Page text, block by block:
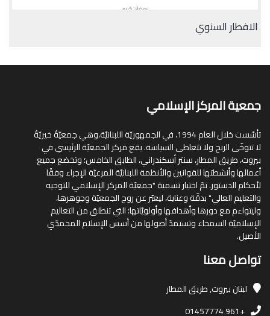
الافطار السنوي
جمعية المركز الإسلامي
تأسّست خلال العام 1994، في الجمهوريّة اللبنانيّة،وهي جمعيّةٌ خيريّةٌ
لا تتوخّى الربح ولا تتعاطى السياسة. يقع مركز الجمعيّة الرئيسي في
بيروت، طريق المطار، سنتر أسكندراني، الطابق الخامس؛ وتخضع جميع
أعمالها وأنشطتها للقوانين والأنظمة اللبنانيّة المرعيّة الإجراء وفقًا
لأحكام الدستور. تمّ اختيار تسمية "جمعيّة المركز الإسلامي للتوجيه
والتعليم العالي" بدقّة وعناية، ليعبّر عن روح الجمعيّة وجوهرها،
وليتواءم مع دورها وأهدافها وأولويّاتها؛ التي تنطلق من التعاليم
الإسلاميّة السمحاء وتستمدّ أصولها من أسس الإسلام المحمدّي
الأصيل.
تواصل معنا
لبنانبيروت, طريق المطار
+961 01457774